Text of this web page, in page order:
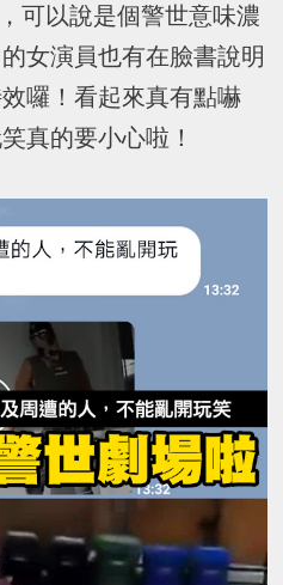
可以說是個警世意味濃
女演員也有在臉書說明
囉！看起來真有點嚇
真的要小心啦！